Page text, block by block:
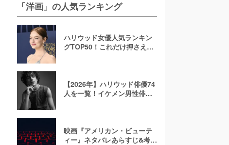
「洋画」の人気ランキング
ハリウッド女優人気ランキン
グTOP50！これだけ押さえれ
【2026年】ハリウッド俳優74
人を一覧！イケメン男性俳優
映画『アメリカン・ビューテ
ィー』ネタバレあらすじ&考